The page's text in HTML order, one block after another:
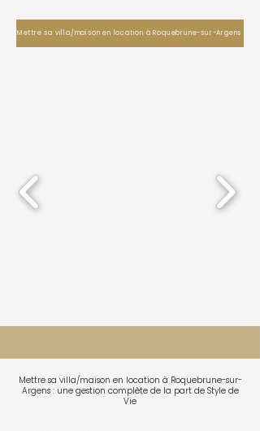
Mettre sa villa/maison en location à Roquebrune-sur-Argens
Mettre sa villa/maison en location à Roquebrune-sur-
Argens : une gestion complète de la part de Style de
Vie